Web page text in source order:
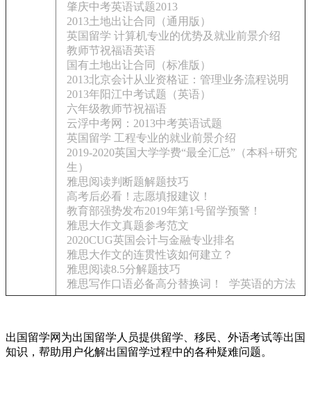
肇庆中考英语试题2013
2013土地出让合同（通用版）
英国留学 计算机专业的优势及就业前景介绍
教师节祝福语英语
国有土地出让合同（标准版）
2013北京会计从业资格证：管理业务流程说明
2013年阳江中考试题（英语）
六年级教师节祝福语
云浮中考网：2013中考英语试题
英国留学 工程专业的就业前景介绍
2019-2020英国大学学费“最全汇总”（本科+研究
生）
雅思阅读判断题解题技巧
高考后必看！志愿填报建议！
教育部强势发布2019年第1号留学预警！
雅思大作文真题参考范文
2020CUG英国会计与金融专业排名
雅思大作文的连贯性该如何建立？
雅思阅读8.5分解题技巧
雅思写作口语必备高分替换词！
学英语的方法
出国留学网为出国留学人员提供留学、移民、外语考试等出国
知识，帮助用户化解出国留学过程中的各种疑难问题。